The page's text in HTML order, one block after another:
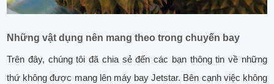
Những vật dụng nên mang theo trong chuyến bay
Trên đây, chúng tôi đã chia sẻ đến các bạn thông tin về những
thứ không được mang lên máy bay Jetstar. Bên cạnh việc không